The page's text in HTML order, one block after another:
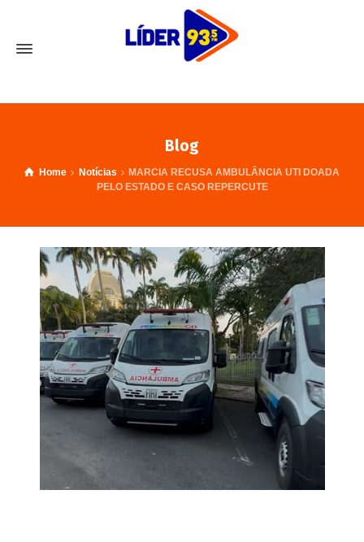
Blog
Home Notícias
MARCIA RECUSA AMBULÂNCIA UTI DOADA
PELO ESTADO E CASO REPERCUTE